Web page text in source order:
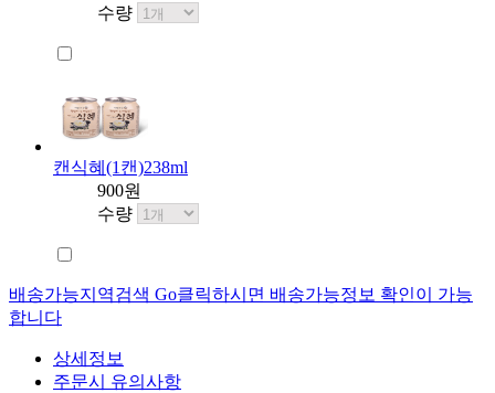
수량
캔식혜(1캔)238ml
900원
수량
배송가능지역검색 Go클릭하시면 배송가능정보 확인이 가능
합니다
상세정보
주문시 유의사항